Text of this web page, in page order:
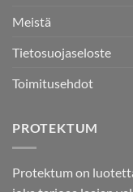
Meistä
Tietosuojaseloste
Toimitusehdot
PROTEKTUM
Protektum on